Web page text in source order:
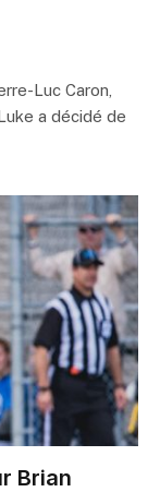
Luc Caron,
a décidé de
Brian